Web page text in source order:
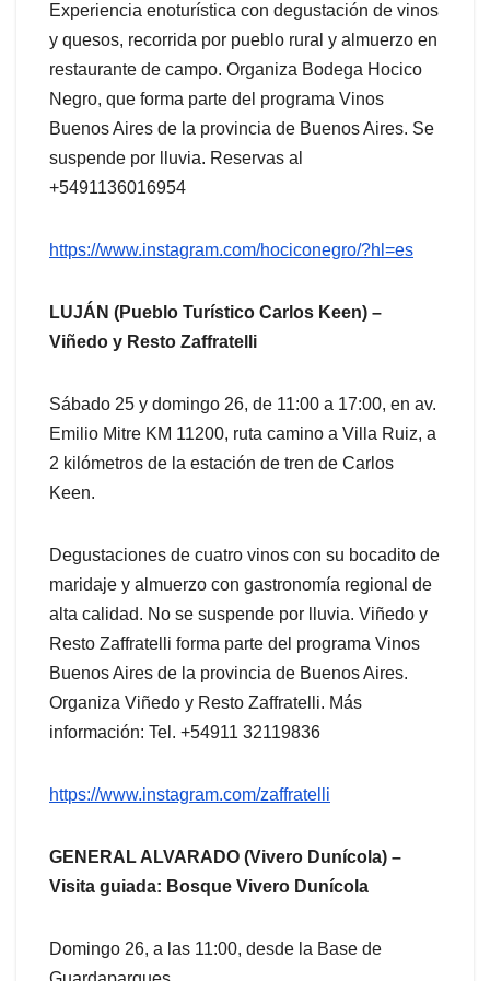
Experiencia enoturística con degustación de vinos
y quesos, recorrida por pueblo rural y almuerzo en
restaurante de campo. Organiza Bodega Hocico
Negro, que forma parte del programa Vinos
Buenos Aires de la provincia de Buenos Aires. Se
suspende por lluvia. Reservas al
+5491136016954
https://www.instagram.com/hociconegro/?hl=es
LUJÁN (Pueblo Turístico Carlos Keen) –
Viñedo y Resto Zaffratelli
Sábado 25 y domingo 26, de 11:00 a 17:00, en av.
Emilio Mitre KM 11200, ruta camino a Villa Ruiz, a
2 kilómetros de la estación de tren de Carlos
Keen.
Degustaciones de cuatro vinos con su bocadito de
maridaje y almuerzo con gastronomía regional de
alta calidad. No se suspende por lluvia. Viñedo y
Resto Zaffratelli forma parte del programa Vinos
Buenos Aires de la provincia de Buenos Aires.
Organiza Viñedo y Resto Zaffratelli. Más
información: Tel. +54911 32119836
https://www.instagram.com/zaffratelli
GENERAL ALVARADO (Vivero Dunícola) –
Visita guiada: Bosque Vivero Dunícola
Domingo 26, a las 11:00, desde la Base de